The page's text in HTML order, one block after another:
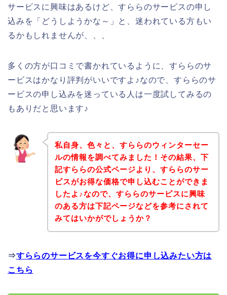
サービスに興味はあるけど、すららのサービスの申し
込みを「どうしようかな～」と、迷われている方もい
るかもしれませんが、、、
多くの方が口コミで書かれているように、すららのサ
ービスはかなり評判がいいですよ♪なので、すららのサ
ービスの申し込みを迷っている人は一度試してみるの
もありだと思います♪
私自身、色々と、すららのウィンターセー
ルの情報を調べてみました！その結果、下
記すららの公式ページより、すららのサー
ビスがお得な価格で申し込むことができま
したよ♪なので、すららのサービスに興味
のある方は下記ページなどを参考にされて
みてはいかがでしょうか？
⇒すららのサービスを今すぐお得に申し込みたい方は
こちら